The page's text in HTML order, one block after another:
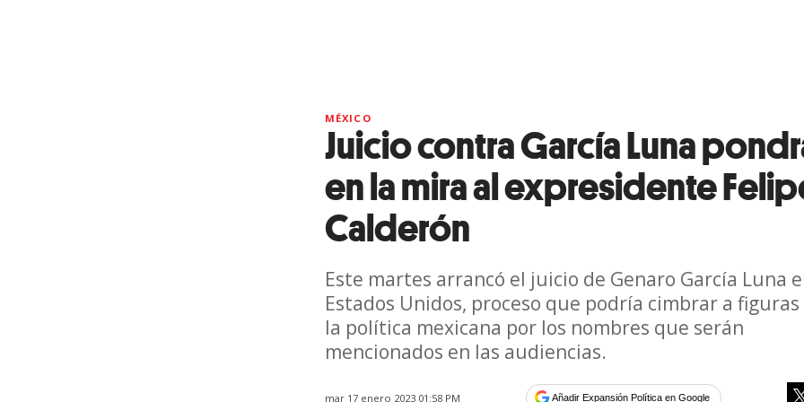
MÉXICO
Juicio contra García Luna
en la mira al expresidente
Calderón
Este martes arrancó el juicio de Genaro García Luna
Estados Unidos, proceso que podría cimbrar a figuras
la política mexicana por los nombres que serán
mencionados en las audiencias.
mar 17 enero 2023 01:58 PM Añadir Expansión Política en Google